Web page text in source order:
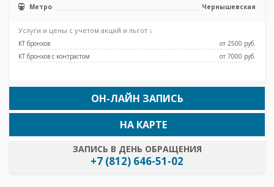
Метро
Чернышевская
Услуги и цены с учетом акций и льгот ↓
КТ бронхов
от 2500 pуб.
КТ бронхов с контрастом
от 7000 pуб.
ОН-ЛАЙН ЗАПИСЬ
ЗАПИСЬ В ДЕНЬ ОБРАЩЕНИЯ
+7 (812) 646-51-02
НА КАРТЕ